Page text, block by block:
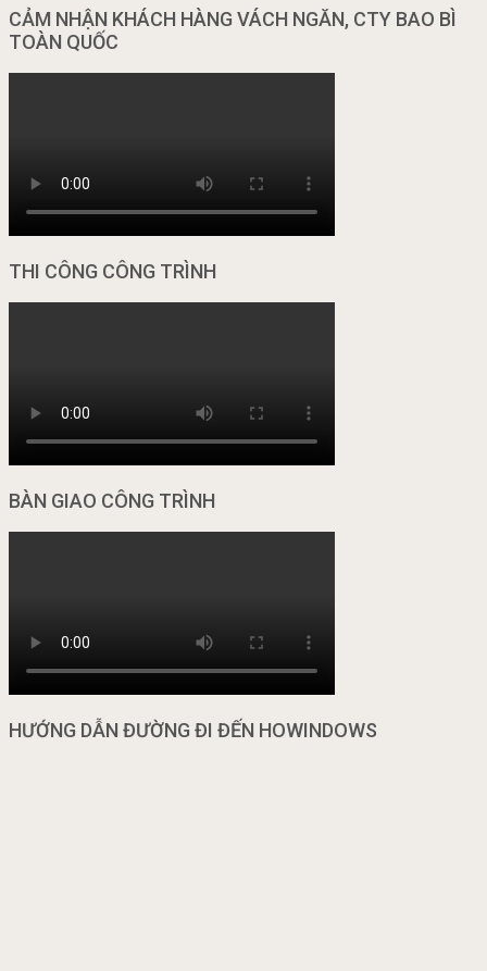
CẢM NHẬN KHÁCH HÀNG VÁCH NGĂN, CTY BAO BÌ
TOÀN QUỐC
THI CÔNG CÔNG TRÌNH
BÀN GIAO CÔNG TRÌNH
HƯỚNG DẪN ĐƯỜNG ĐI ĐẾN HOWINDOWS